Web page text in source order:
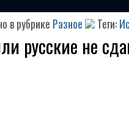
в рубрике Разное Теги:
русские не